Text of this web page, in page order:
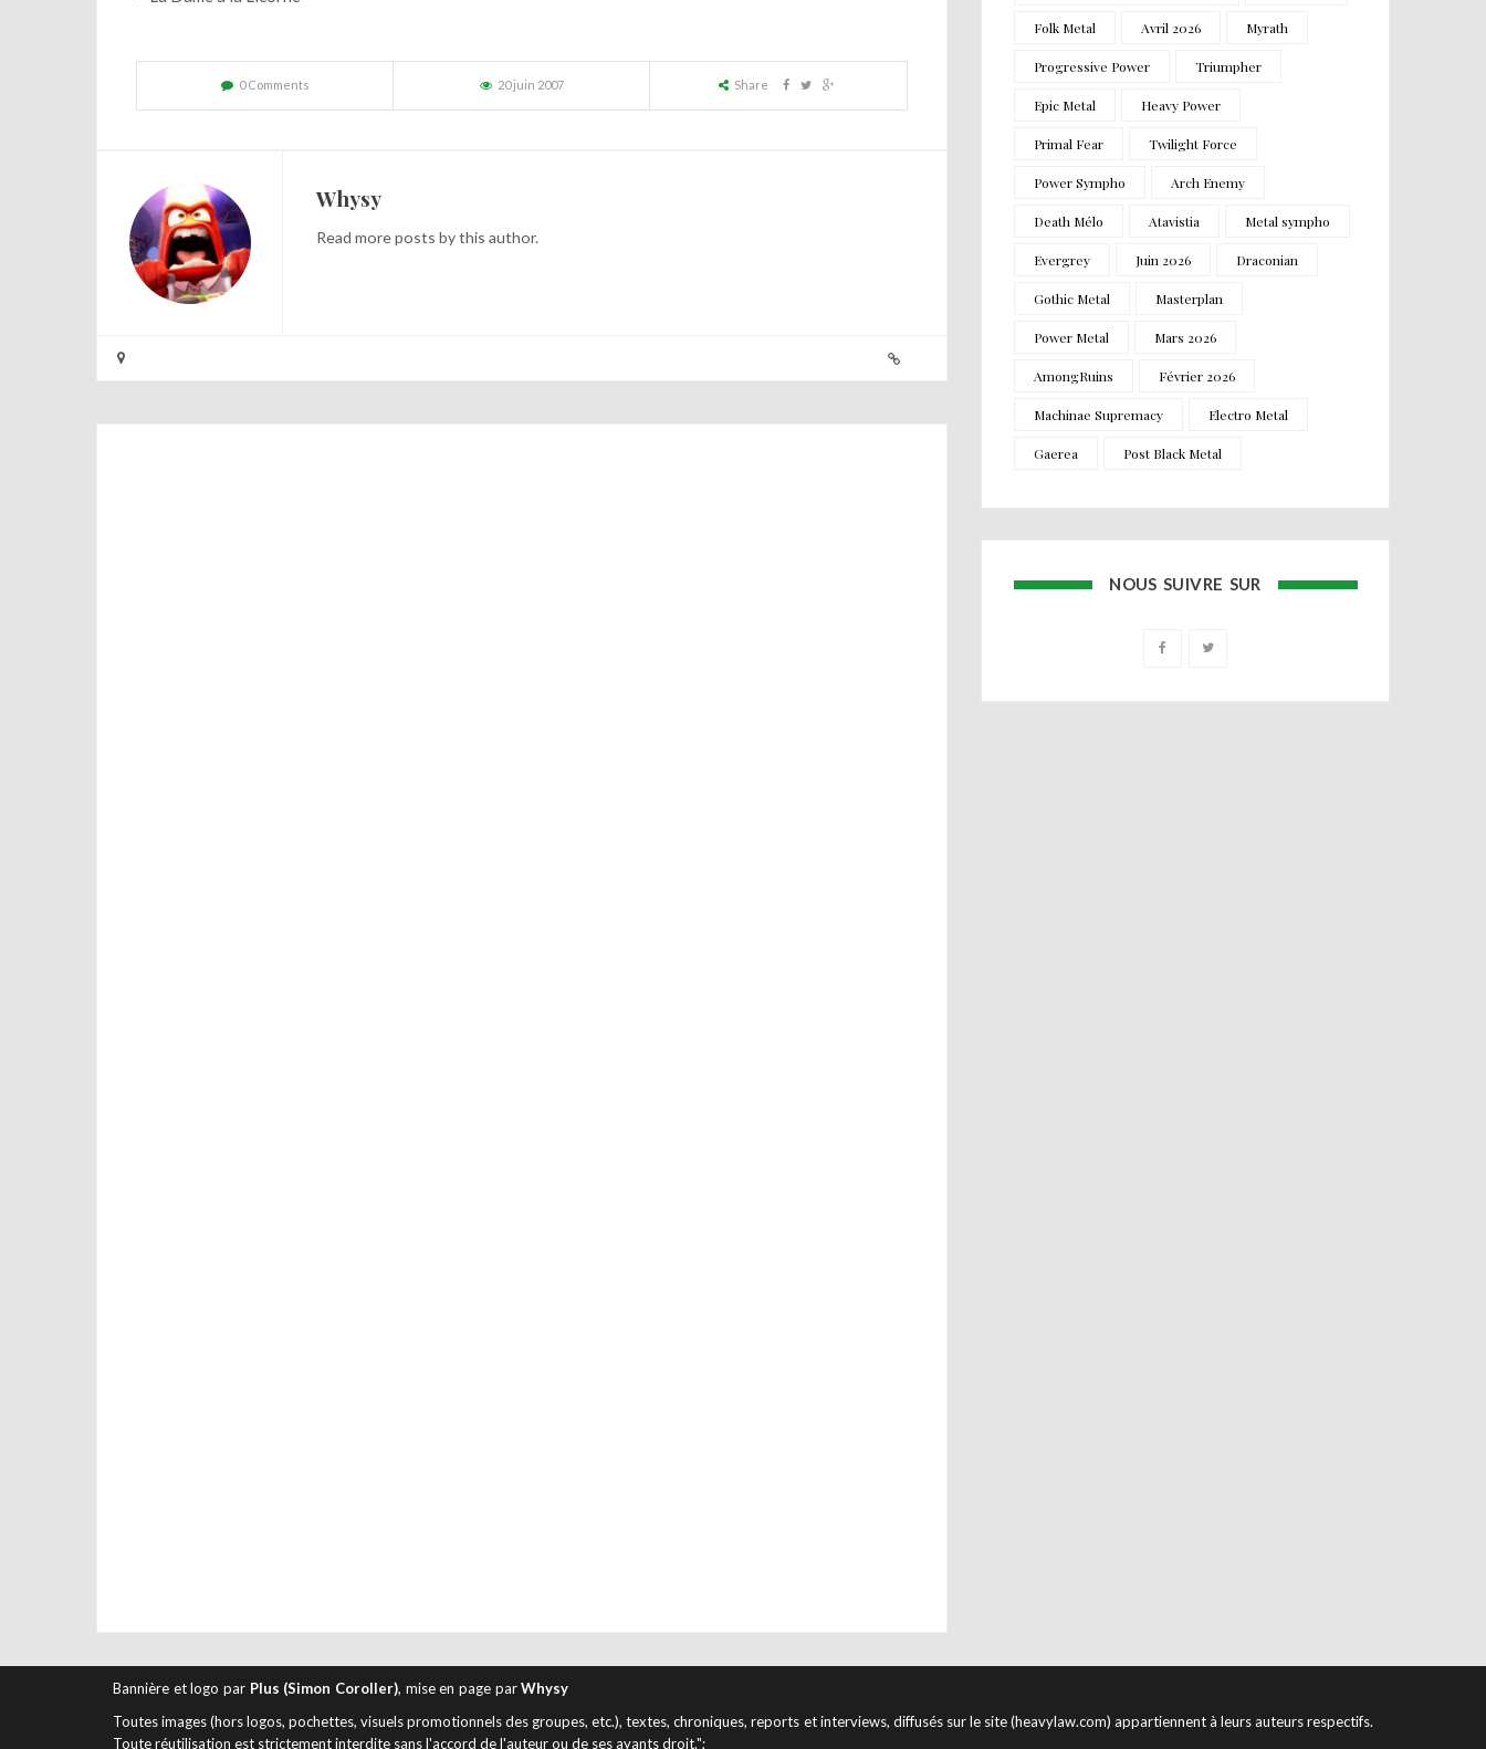
0 Comments 20 juin 2007 Share
Whysy
Read more posts by this author.
Folk Metal Avril 2026 Myrath
Progressive Power Triumpher
Epic Metal Heavy Power
Primal Fear Twilight Force
Power Sympho Arch Enemy
Death Mélo Atavistia Metal sympho
Evergrey Juin 2026 Draconian
Gothic Metal Masterplan
Power Metal Mars 2026
AmongRuins Février 2026
Machinae Supremacy Electro Metal
Gaerea Post Black Metal
NOUS SUIVRE SUR
Bannière et logo par Plus (Simon Coroller), mise en page parWhysy
Toutes images (hors logos, pochettes, visuels promotionnels des groupes, etc.), textes, chroniques, reports et interviews, diffusés sur le site (heavylaw.com) appartiennent à leurs auteurs respectifs.
Toute réutilisation est strictement interdite sans l'accord de l'auteur ou de ses ayants droit.";